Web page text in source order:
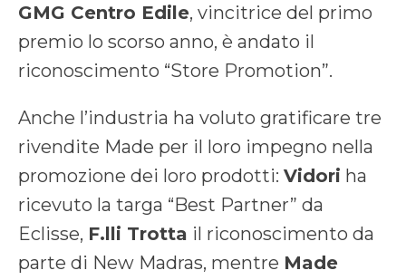
GMG Centro Edile, vincitrice del primo
premio lo scorso anno, è andato il
riconoscimento “Store Promotion”.
Anche l’industria ha voluto gratificare tre
rivendite Made per il loro impegno nella
promozione dei loro prodotti: Vidori ha
ricevuto la targa “Best Partner” da
Eclisse, F.lli Trotta il riconoscimento da
parte di New Madras, mentre Made